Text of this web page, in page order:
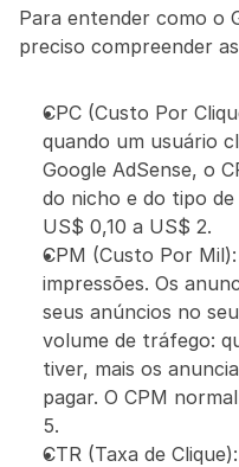
Para entender como o
preciso compreender
CPC (Custo Por
quando um usuário
Google AdSense, o
do nicho e do tipo
US$ 0,10 a US$ 2.
CPM (Custo Por
impressões. Os
seus anúncios no
volume de tráfego:
tiver, mais os
pagar. O CPM
5.
CTR (Taxa de